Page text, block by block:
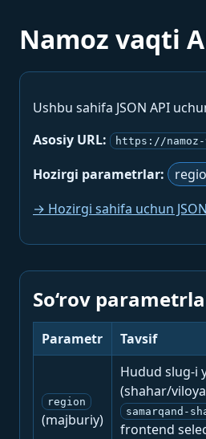
Namoz vaqti
Ushbu sahifa JSON API
Asosiy URL:
https://
Hozirgi parametrlar:
→ Hozirgi sahifa uchun
So‘rov
Parametr Tavsif
region
(majburiy)
Hudud slug-i
(shahar/
samarqand-
frontend